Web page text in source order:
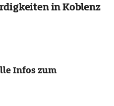
in Koblenz
Infos zum